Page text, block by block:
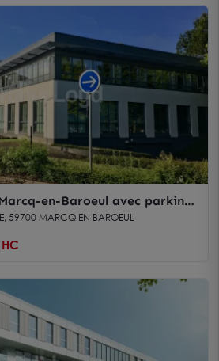
en-Baroeul avec parkings
grands axes
59700 MARCQ EN BAROEUL